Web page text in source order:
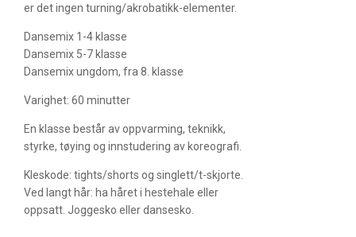
er det ingen turning/akrobatikk-elementer.
Dansemix 1-4 klasse
Dansemix 5-7 klasse
Dansemix ungdom, fra 8. klasse
Varighet: 60 minutter
En klasse består av oppvarming, teknikk,
styrke, tøying og innstudering av koreografi.
Kleskode: tights/shorts og singlett/t-skjorte.
Ved langt hår: ha håret i hestehale eller
oppsatt. Joggesko eller dansesko.